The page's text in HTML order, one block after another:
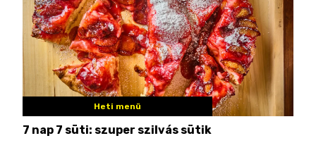
Heti menü
7 nap 7 süti: szuper szilvás sütik